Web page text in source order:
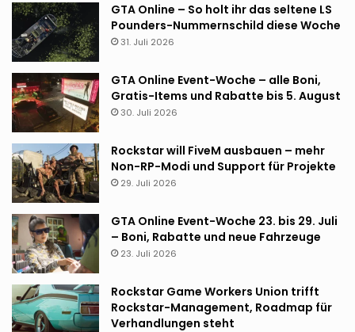
GTA Online – So holt ihr das seltene LS
Pounders-Nummernschild diese Woche
31. Juli 2026
GTA Online Event-Woche – alle Boni,
Gratis-Items und Rabatte bis 5. August
30. Juli 2026
Rockstar will FiveM ausbauen – mehr
Non-RP-Modi und Support für Projekte
29. Juli 2026
GTA Online Event-Woche 23. bis 29. Juli
– Boni, Rabatte und neue Fahrzeuge
23. Juli 2026
Rockstar Game Workers Union trifft
Rockstar-Management, Roadmap für
Verhandlungen steht